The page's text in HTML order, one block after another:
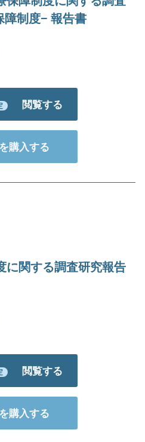
障制度− 報告書
閲覧する
購入する
に関する調査研究報告
閲覧する
購入する